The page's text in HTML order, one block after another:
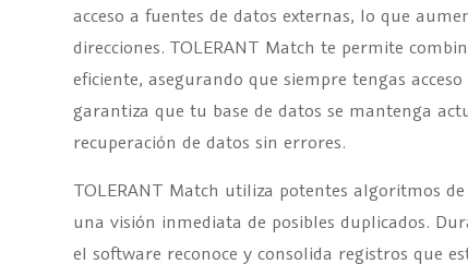
acceso a fuentes de datos externas, lo que
direcciones. TOLERANT Match te permite
eficiente, asegurando que siempre tengas
garantiza que tu base de datos se mantenga
recuperación de datos sin errores.
TOLERANT Match utiliza potentes algoritmos
una visión inmediata de posibles duplicados.
el software reconoce y consolida registros que